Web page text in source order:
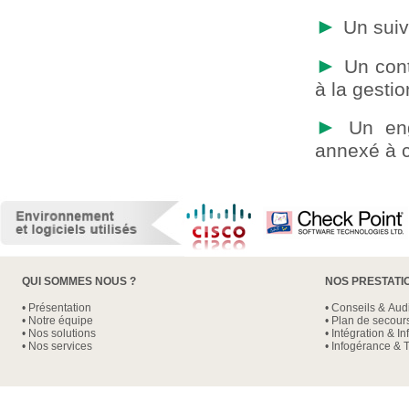
► Un
►
Un
à la
►
Un
annexé à
QUI SOMMES NOUS ?
• Présentation
• Notre équipe
• Nos solutions
• Nos services
NOS
• Conseils &
• Plan de
• Intégration &
• Infogérance &